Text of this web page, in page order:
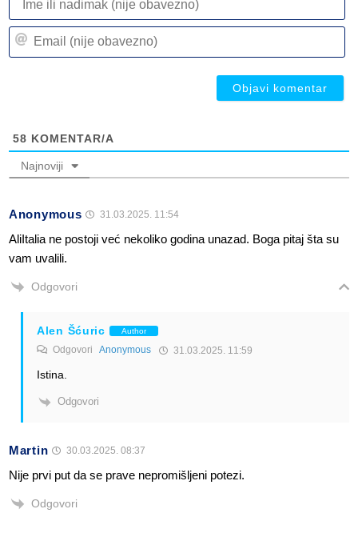
58 KOMENTAR/A
Najnoviji
Anonymous 31.03.2025. 11:54
AliItalia ne postoji već nekoliko godina unazad. Boga pitaj šta su
vam uvalili.
Odgovori
Alen Šćuric Author
Odgovori Anonymous 31.03.2025. 11:59
Istina.
Odgovori
Martin 30.03.2025. 08:37
Nije prvi put da se prave nepromišljeni potezi.
Odgovori